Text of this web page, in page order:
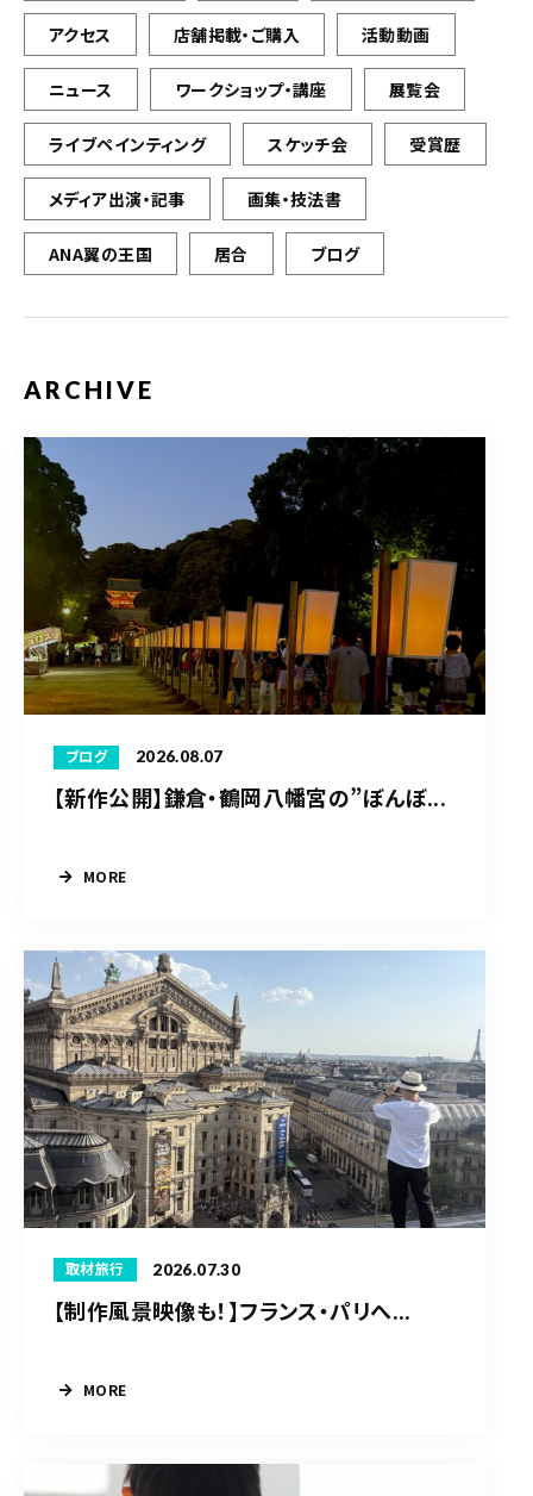
アクセス 店舗掲載・ご購入 活動動画
ニュース ワークショップ・講座 展覧会
ライブペインティング スケッチ会 受賞歴
メディア出演・記事 画集・技法書
ANA翼の王国 居合 ブログ
ARCHIVE
ブログ 2026.08.07
【新作公開】鎌倉・鶴岡八幡宮の”ぼんぼ...
MORE
取材旅行 2026.07.30
【制作風景映像も！】フランス・パリへ...
MORE